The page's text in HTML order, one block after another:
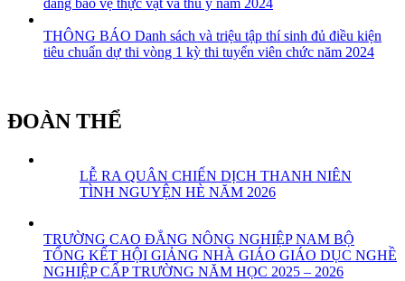
đẳng bảo vệ thực vật và thú y năm 2024
THÔNG BÁO Danh sách và triệu tập thí sinh đủ điều kiện
tiêu chuẩn dự thi vòng 1 kỳ thi tuyển viên chức năm 2024
ĐOÀN THỂ
LỄ RA QUÂN CHIẾN DỊCH THANH NIÊN
TÌNH NGUYỆN HÈ NĂM 2026
TRƯỜNG CAO ĐẲNG NÔNG NGHIỆP NAM BỘ
TỔNG KẾT HỘI GIẢNG NHÀ GIÁO GIÁO DỤC NGHỀ
NGHIỆP CẤP TRƯỜNG NĂM HỌC 2025 – 2026